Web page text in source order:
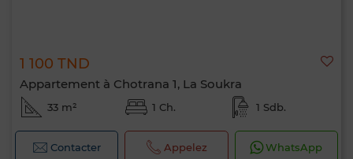
1 100 TND
Appartement à Chotrana 1, La Soukra
33 m² 1 Ch. 1 Sdb.
Contacter Appelez WhatsApp